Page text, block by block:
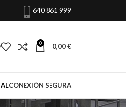
640 861 999
0 0,00€
CONEXIÓN SEGURA